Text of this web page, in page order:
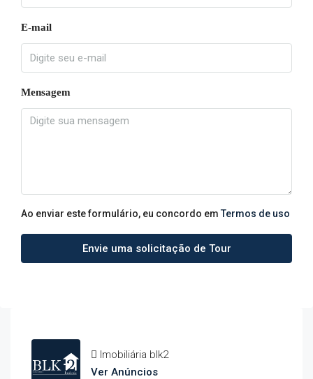
E-mail
Mensagem
Ao enviar este formulário, eu concordo em Termos de uso
Envie uma solicitação de Tour
Imobiliária blk2
Ver Anúncios